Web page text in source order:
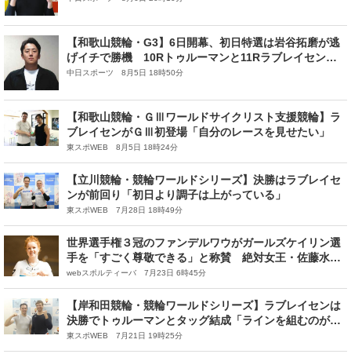
【和歌山競輪・G3】6日開幕、初日特選は岩谷拓磨が逃
げイチで勝機 10Rトゥルーマンと11Rラブレイセンは
異次元の走り見せるか
中日スポーツ 8月5日 18時50分
【和歌山競輪・ＧⅢワールドサイクリスト支援競輪】ラ
ブレイセンがＧⅢ初登場「自分のレースを見せたい」
東スポWEB 8月5日 18時24分
【立川競輪・競輪ワールドシリーズ】決勝はラブレイセ
ンが前回り「初日より調子は上がっている」
東スポWEB 7月28日 18時49分
世界選手権３冠のファンデルワウがガールズケイリン選
手を「すごく尊敬できる」と称賛 絶対女王・佐藤水菜
の存在も語る
webスポルティーバ 7月23日 6時45分
【岸和田競輪・競輪ワールドシリーズ】ラブレイセンは
決勝でトゥルーマンとタッグ結成「ラインを組むのが夢
だった」
東スポWEB 7月21日 19時25分